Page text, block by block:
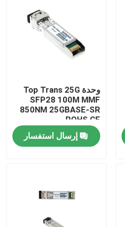
وحدة Top Trans 25G
SFP28 100M MMF
850NM 25GBASE-SR
ROHS CE
إرسال استفسار